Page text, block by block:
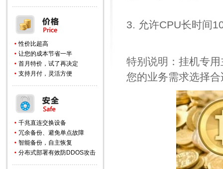
性价比超高
让您的成本节省一半
首月特价，试了再决定
支持月付，灵活方便
千兆直连交换设备
冗余备份、避免单点故障
智能备份，自主恢复
分布式部署有效防DDOS攻击
3. 允许CPU长时间
特别说明：挂机专
您的业务需求选择